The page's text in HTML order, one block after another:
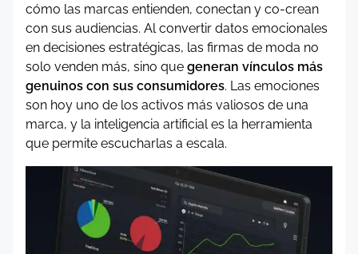
cómo las marcas entienden, conectan y co-crean
con sus audiencias. Al convertir datos emocionales
en decisiones estratégicas, las firmas de moda no
solo venden más, sino que generan vínculos más
genuinos con sus consumidores. Las emociones
son hoy uno de los activos más valiosos de una
marca, y la inteligencia artificial es la herramienta
que permite escucharlas a escala.